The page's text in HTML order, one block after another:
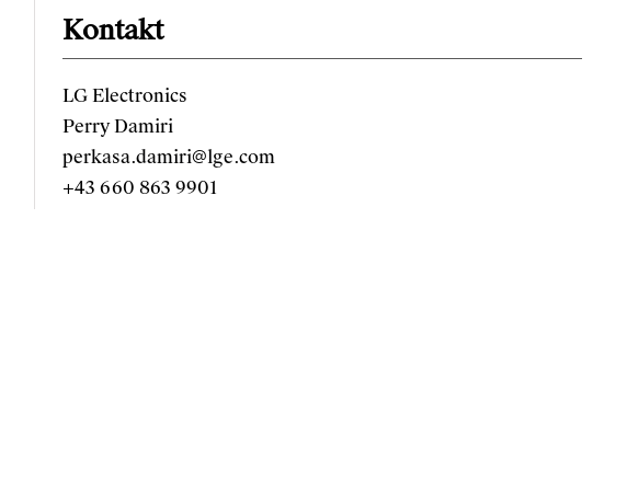
Kontakt
LG Electronics
Perry Damiri
perkasa.damiri@lge.com
+43 660 863 9901